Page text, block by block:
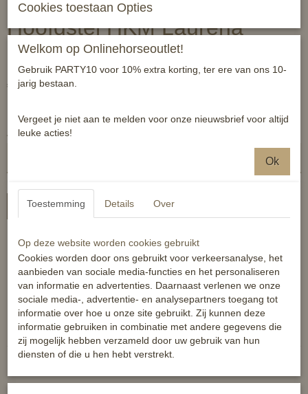
Hoofdstel HKM Laurena
zwart pony
€ 69,95 (inclusief btw 21%)
Aantal
In winkelwagen
Luxe hoofdstel met 3dubbel frontriem
Lakneusriem van 3cm breed
Inclusief teugels
Reacties
Cookies toestaan Opties
Welkom op Onlinehorseoutlet!
Gebruik PARTY10 voor 10% extra korting, ter ere van ons 10-
jarig bestaan.
Vergeet je niet aan te melden voor onze nieuwsbrief voor altijd
leuke acties!
Ok
Toestemming Details Over
Op deze website worden cookies gebruikt
Cookies worden door ons gebruikt voor verkeersanalyse, het
aanbieden van sociale media-functies en het personaliseren
van informatie en advertenties. Daarnaast verlenen we onze
sociale media-, advertentie- en analysepartners toegang tot
informatie over hoe u onze site gebruikt. Zij kunnen deze
informatie gebruiken in combinatie met andere gegevens die
zij mogelijk hebben verzameld door uw gebruik van hun
diensten of die u hen hebt verstrekt.